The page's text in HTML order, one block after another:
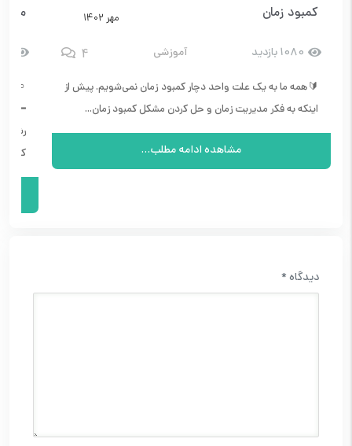
مهر ۱۴۰۲ کمبود زمان
1080 بازدید آموزشی 4
🔰همه ما به یک علت واحد دچار کمبود زمان نمی‌شویم. پیش از
اینکه به فکر مدیریت زمان و حل کردن مشکل کمبود زمان...
مشاهده ادامه مطلب...
⸦
رشته
دیدگاه*